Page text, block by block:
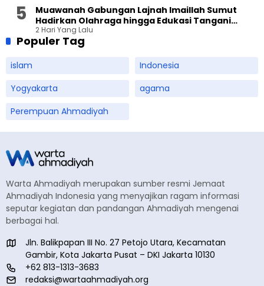
Muawanah Gabungan Lajnah Imaillah Sumut
Hadirkan Olahraga hingga Edukasi Tangani
Sampah
2 Hari Yang Lalu
Populer Tag
islam
Indonesia
Yogyakarta
agama
Perempuan Ahmadiyah
Warta Ahmadiyah merupakan sumber resmi Jemaat
Ahmadiyah Indonesia yang menyajikan ragam informasi
seputar kegiatan dan pandangan Ahmadiyah mengenai
berbagai hal.
Jln. Balikpapan III No. 27 Petojo Utara, Kecamatan
Gambir, Kota Jakarta Pusat – DKI Jakarta 10130
+62 813-1313-3683
redaksi@wartaahmadiyah.org